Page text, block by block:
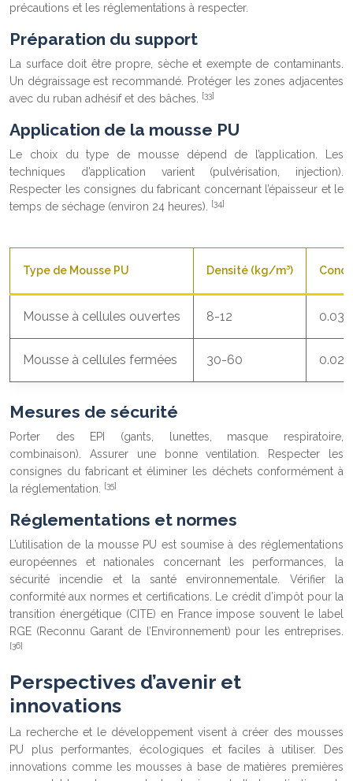
précautions et les réglementations à respecter.
Préparation du support
La surface doit être propre, sèche et exempte de contaminants.
Un dégraissage est recommandé. Protéger les zones adjacentes
avec du ruban adhésif et des bâches.
[33]
Application de la mousse PU
Le choix du type de mousse dépend de l’application. Les
techniques d’application varient (pulvérisation, injection).
Respecter les consignes du fabricant concernant l’épaisseur et le
temps de séchage (environ 24 heures).
[34]
Type de Mousse PU Densité (kg/m³)
Mousse à cellules ouvertes 8-12
Mousse à cellules fermées 30-60
Mesures de sécurité
Porter des EPI (gants, lunettes, masque respiratoire,
combinaison). Assurer une bonne ventilation. Respecter les
consignes du fabricant et éliminer les déchets conformément à
la réglementation.
[35]
Réglementations et normes
L’utilisation de la mousse PU est soumise à des réglementations
européennes et nationales concernant les performances, la
sécurité incendie et la santé environnementale. Vérifier la
conformité aux normes et certifications. Le crédit d’impôt pour la
transition énergétique (CITE) en France impose souvent le label
RGE (Reconnu Garant de l’Environnement) pour les entreprises.
[36]
Perspectives d’avenir et
innovations
La recherche et le développement visent à créer des mousses
PU plus performantes, écologiques et faciles à utiliser. Des
innovations comme les mousses à base de matières premières